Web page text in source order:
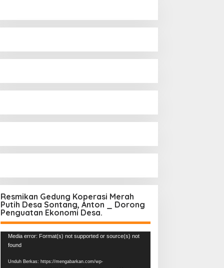
Resmikan Gedung Koperasi Merah
Putih Desa Sontang, Anton _ Dorong
Penguatan Ekonomi Desa.
Pemutar
Video
Media error: Format(s) not supported or source(s) not
found
Unduh Berkas: https://mengabarkan.com/wp-